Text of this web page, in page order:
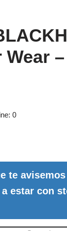
Wear
0
te
a estar con